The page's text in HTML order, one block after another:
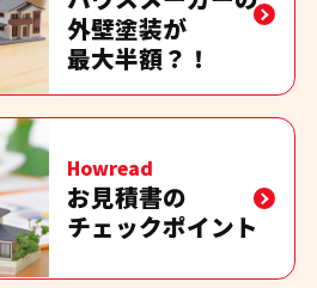
外壁塗装が
最大半額？！
Howread
お見積書の
チェックポイント